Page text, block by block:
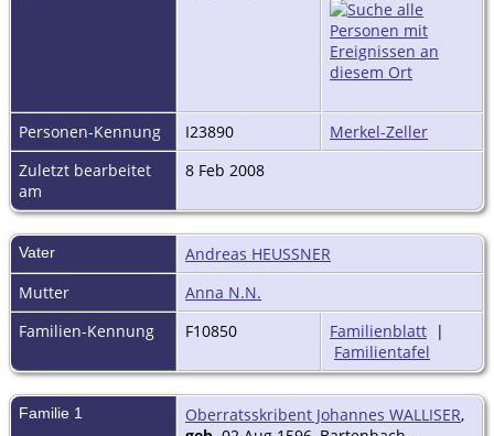
Personen-Kennung I23890
Merkel-Zeller
Zuletzt bearbeitet
am
8 Feb 2008
Vater
Andreas HEUSSNER
Mutter
Anna N.N.
Familien-Kennung
F10850 Familienblatt |
Familientafel
Familie 1 Oberratsskribent Johannes WALLISER,